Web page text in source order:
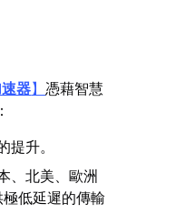
器】 憑藉智慧
升。
、北美、歐洲
低延遲的傳輸